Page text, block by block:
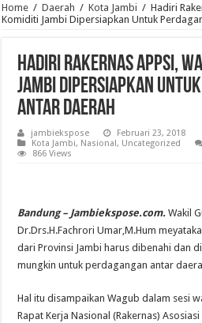
Home / Daerah / Kota Jambi / Hadiri
Komiditi Jambi Dipersiapkan Untuk
Hadiri Rakernas APPSI,
Jambi Dipersiapkan
Antar Daerah
jambiekspose
Februari 23, 2018
Kota Jambi, Nasional, Uncategorized
866 Views
Bandung – Jambiekspose.com. Wakil
Dr.Drs.H.Fachrori Umar,M.Hum
dari Provinsi Jambi harus dibenahi dan
mungkin untuk perdagangan antar
Hal itu disampaikan Wagub dalam sesi
Rapat Kerja Nasional (Rakernas)